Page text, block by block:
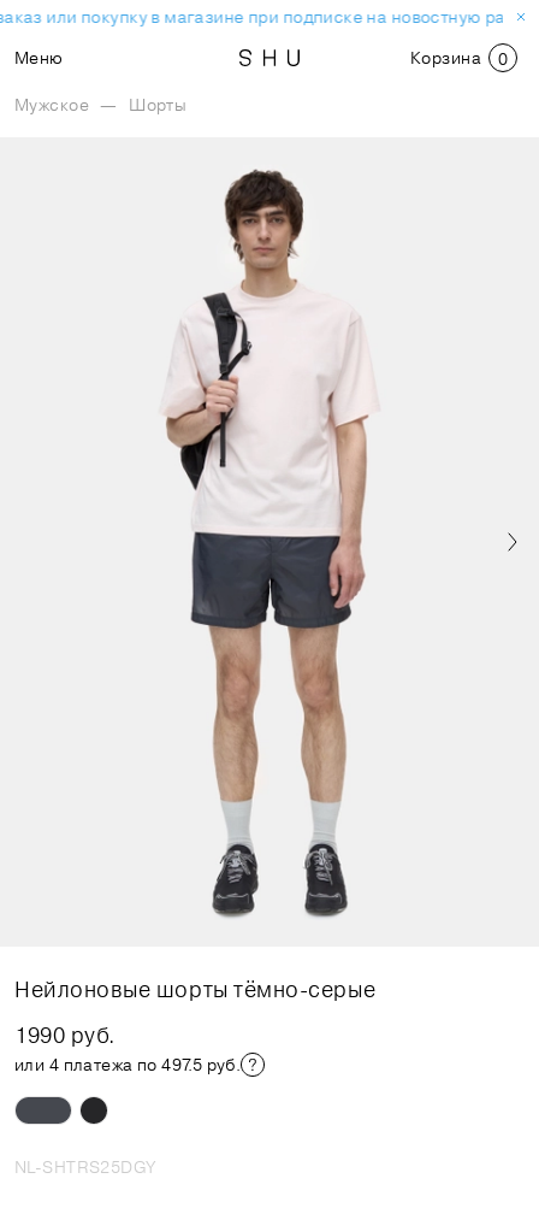
или покупку в магазине при подписке на новостную
Меню
Корзина 0
Мужское — Шорты
Нейлоновые шорты тёмно-серые
1990 руб.
или 4 платежа по 497.5 руб.
NL-SHTRS25DGY